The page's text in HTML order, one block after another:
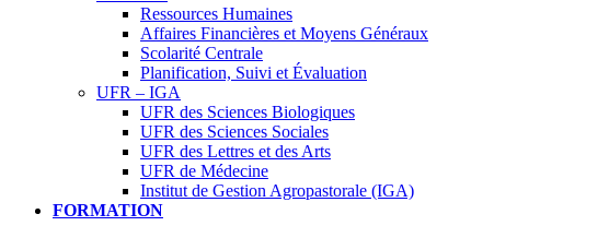
Ressources Humaines
Affaires Financières et Moyens Généraux
Scolarité Centrale
Planification, Suivi et Évaluation
UFR – IGA
UFR des Sciences Biologiques
UFR des Sciences Sociales
UFR des Lettres et des Arts
UFR de Médecine
Institut de Gestion Agropastorale (IGA)
FORMATION